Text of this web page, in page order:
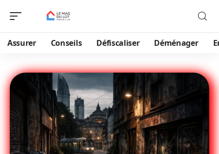
Assurer Conseils Défiscaliser Déménager